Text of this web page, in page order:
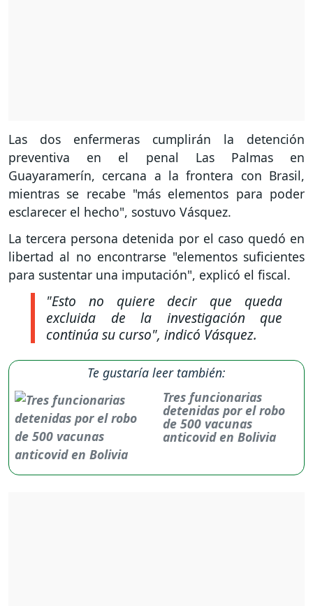
Las dos enfermeras cumplirán la detención
preventiva en el penal Las Palmas en
Guayaramerín, cercana a la frontera con Brasil,
mientras se recabe "más elementos para poder
esclarecer el hecho", sostuvo Vásquez.
La tercera persona detenida por el caso quedó en
libertad al no encontrarse "elementos suficientes
para sustentar una imputación", explicó el fiscal.
"Esto no quiere decir que queda
excluida de la investigación que
continúa su curso", indicó Vásquez.
Te gustaría leer también:
Tres funcionarias
detenidas por el robo
de 500 vacunas
anticovid en Bolivia